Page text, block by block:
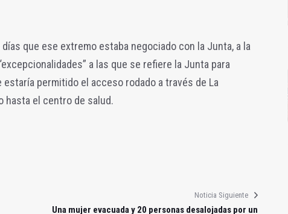
que ese extremo estaba negociado con la Junta, a la
a las que se refiere la Junta para
permitido el acceso rodado a través de La
hasta el centro de salud.
Noticia Siguiente
Una mujer evacuada y 20 personas desalojadas por un